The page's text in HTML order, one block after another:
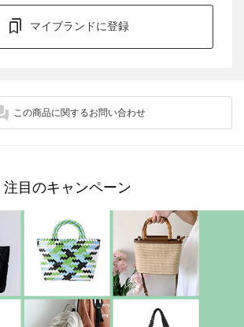
マイブランドに登録
この商品に関するお問い合わせ
注目のキャンペーン